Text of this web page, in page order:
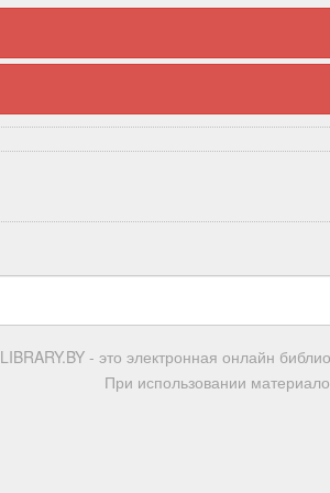
LIBRARY.BY - это электронная онлайн
При использовании